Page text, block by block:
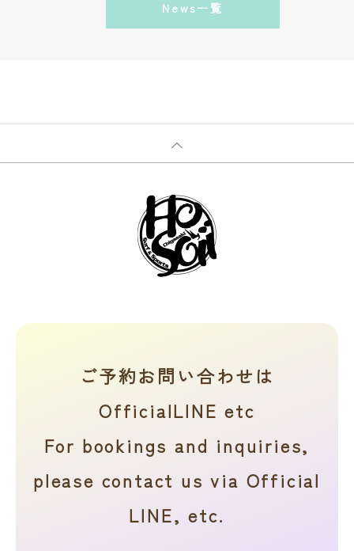
News一覧
ご予約お問い合わせは
OfficialLINE etc
For bookings and inquiries,
please contact us via Official
LINE, etc.